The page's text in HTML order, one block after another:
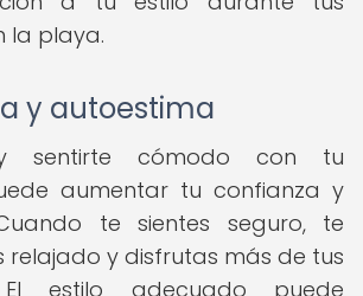
la playa.
y autoestima
sentirte cómodo con tu
aumentar tu confianza y
te sientes seguro, te
relajado y disfrutas más de tus
El estilo adecuado puede